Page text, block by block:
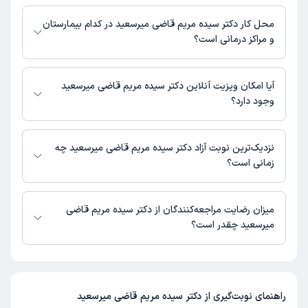
شماره تماس مطب دکتر سیده مریم قاضی میرسعید در حال حاضر در این
صفحه ثبت نشده است.
محل کار دکتر سیده مریم قاضی میرسعید در کدام بیمارستان
و مراکز درمانی است؟
دکتر سیده مریم قاضی میرسعید در مراکز زیر فعالیت دارد:
درمانگاه خیریه آوای مهر ولی الله
آیا امکان ویزیت آنلاین دکتر سیده مریم قاضی میرسعید
وجود دارد؟
در حال حاضر اطلاعاتی درباره ارائه ویزیت آنلاین توسط دکتر سیده مریم قاضی
میرسعید در دسترس نیست. برای دریافت اطلاعات دقیق‌تر، لطفاً با مطب تماس
بگیرید.
نزدیک‌ترین نوبت آزاد دکتر سیده مریم قاضی میرسعید چه
زمانی است؟
دکتر سیده مریم قاضی میرسعید از روز شنبه 17 مرداد 1405 بیمار جدید
می‌پذیرند.
میزان رضایت مراجعه‌کنندگان از دکتر سیده مریم قاضی
میرسعید چقدر است؟
راهنمای نوبت‌گیری از دکتر سیده مریم قاضی میرسعید